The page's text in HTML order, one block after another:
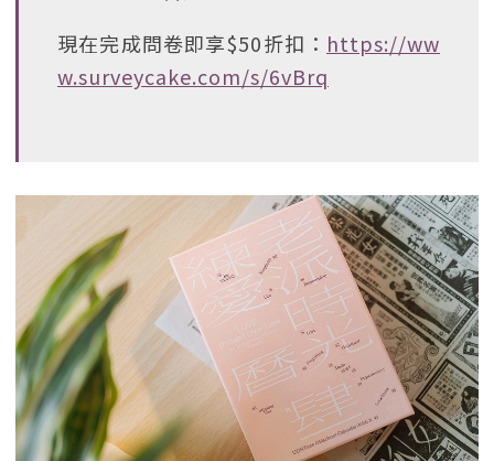
現在完成問卷即享$50折扣： https://ww
w.surveycake.com/s/6vBrq